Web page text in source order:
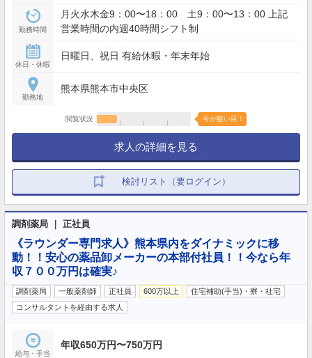
勤務時間
月火水木金9：00〜18：00 土9：00〜13：00 上記
営業時間の内週40時間シフト制
休日・休暇
日曜日、祝日 有給休暇・年末年始
勤務地
熊本県熊本市中央区
閲覧状況 今が狙い目！
求人の詳細を見る
検討リスト（要ログイン）
調剤薬局 ｜ 正社員
《ラウンダー専門求人》熊本県内をダイナミックに移
動！！安心の薬品卸メーカーの本部付社員！！今なら年
収７００万円は確実♪
調剤薬局 一般薬剤師 正社員 600万以上
住宅補助(手当)・寮・社宅
コンサルタントを経由する求人
給与・手当
年収650万円〜750万円